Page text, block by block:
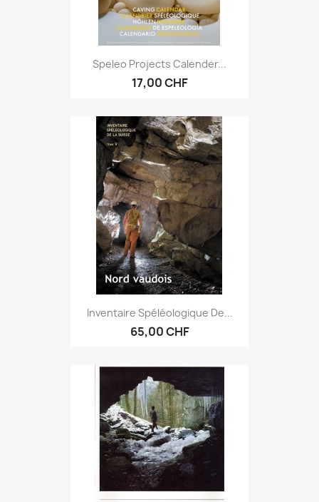
Speleo Projects Calender...
17,00 CHF
Inventaire Spéléologique De...
65,00 CHF